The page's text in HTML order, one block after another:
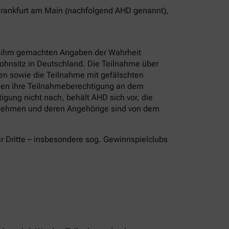
am Main (nachfolgend AHD genannt),
gemachten Angaben der Wahrheit
in Deutschland. Die Teilnahme über
sowie die Teilnahme mit gefälschten
ihre Teilnahmeberechtigung an dem
nicht nach, behält AHD sich vor, die
und deren Angehörige sind von dem
– insbesondere sog. Gewinnspielclubs